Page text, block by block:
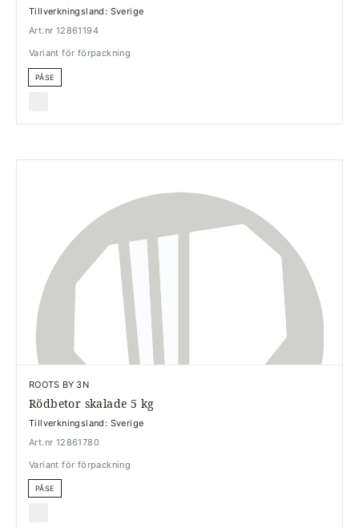
Tillverkningsland: Sverige
Art.nr 12861194
Variant för förpackning
PÅSE
ROOTS BY 3N
Rödbetor skalade 5 kg
Tillverkningsland: Sverige
Art.nr 12861780
Variant för förpackning
PÅSE